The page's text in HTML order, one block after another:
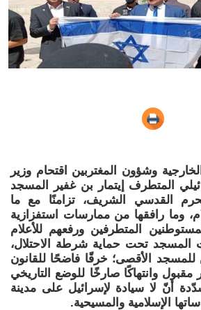
وشؤون المغتربين اقتحام وزير
المتطرف إيتمار بن غفير المسجد
القدسي الشريف، تزامنًا مع ما
وما رافقها من ممارسات استفزازية
المتطرفين ورفعهم للأعلام
المسجد تحت حماية شرطة الاحتلال،
الأقصى؛ خرقًا فاضحًا للقانون
مقبول وانتهاكًا صارخًا للوضع التاريخي
أنّ لا سيادة لإسرائيل على مدينة
الإسلامية والمسيحية.